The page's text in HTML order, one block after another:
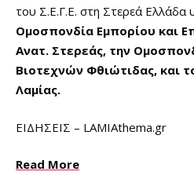
του Σ.Ε.Γ.Ε. στη Στερεά Ελλάδα
Ομοσπονδία Εμπορίου και
Ανατ. Στερεάς, την
Βιοτεχνών Φθιώτιδας, και
Λαμίας.
​ΕΙΔΗΣΕΙΣ – LAMIAthema.gr
Read More